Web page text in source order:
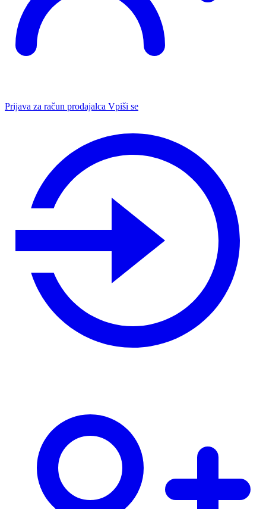
Prijava za račun prodajalca Vpiši se